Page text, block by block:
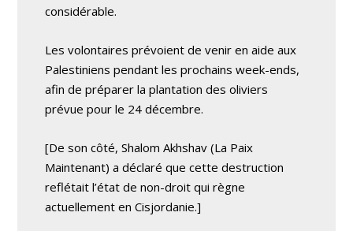
considérable.
Les volontaires prévoient de venir en aide aux
Palestiniens pendant les prochains week-ends,
afin de préparer la plantation des oliviers
prévue pour le 24 décembre.
[De son côté, Shalom Akhshav (La Paix
Maintenant) a déclaré que cette destruction
reflétait l’état de non-droit qui règne
actuellement en Cisjordanie.]